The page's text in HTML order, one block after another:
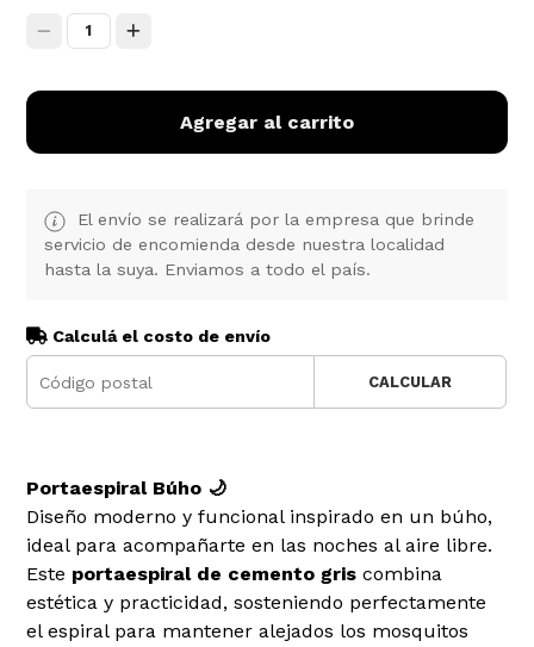
1
Agregar al carrito
El envío se realizará por la empresa que brinde
servicio de encomienda desde nuestra localidad
hasta la suya. Enviamos a todo el país.
Calculá el costo de envío
CALCULAR
Portaespiral Búho 🌙
Diseño moderno y funcional inspirado en un búho,
ideal para acompañarte en las noches al aire libre.
Este portaespiral de cemento gris combina
estética y practicidad, sosteniendo perfectamente
el espiral para mantener alejados los mosquitos